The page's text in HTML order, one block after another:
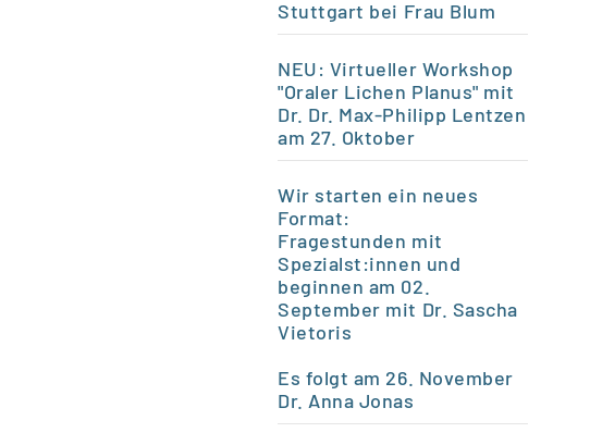
Stuttgart bei Frau Blum
NEU: Virtueller Workshop
"Oraler Lichen Planus" mit
Dr. Dr. Max-Philipp Lentzen
am 27. Oktober
Wir starten ein neues
Format:
Fragestunden mit
Spezialst:innen und
beginnen am 02.
September mit Dr. Sascha
Vietoris
Es folgt am 26. November
Dr. Anna Jonas